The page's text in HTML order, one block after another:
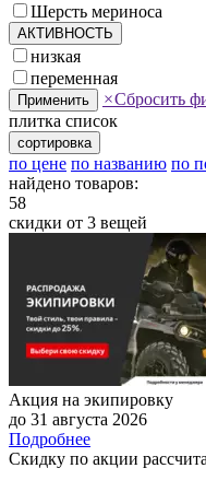
Шерсть мериноса
АКТИВНОСТЬ
низкая
переменная
Применить ×Сбросить
плитка список
сортировка
по цене по названию по
найдено товаров:
58
скидки от 3 вещей
Акция на экипировку
до 31 августа 2026
Подробнее
Скидку по акции